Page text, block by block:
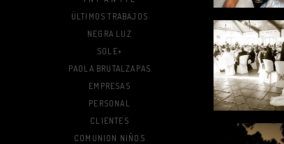
ÚLTIMOS TRABAJOS
NEGRA LUZ
SOLE+
PAOLA BRUTALZAPAS
EMPRESAS
PERSONAL
CLIENTES
COMUNION NIÑOS